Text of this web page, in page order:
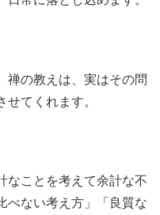
禅の教えは、実はその問
てくれます。
なことを考えて余計な不
べない考え方」「良質な